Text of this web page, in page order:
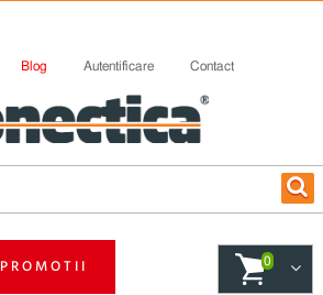
Blog Autentificare Contact
PROMOTII 0